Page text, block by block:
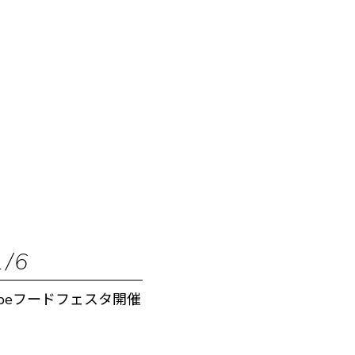
6
フードフェスタ開催